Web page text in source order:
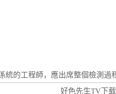
的工程師，應出席整個檢測過